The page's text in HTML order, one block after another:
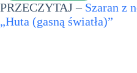
PRZECZYTAJ – Szaran z
„Huta (gasną światła)”